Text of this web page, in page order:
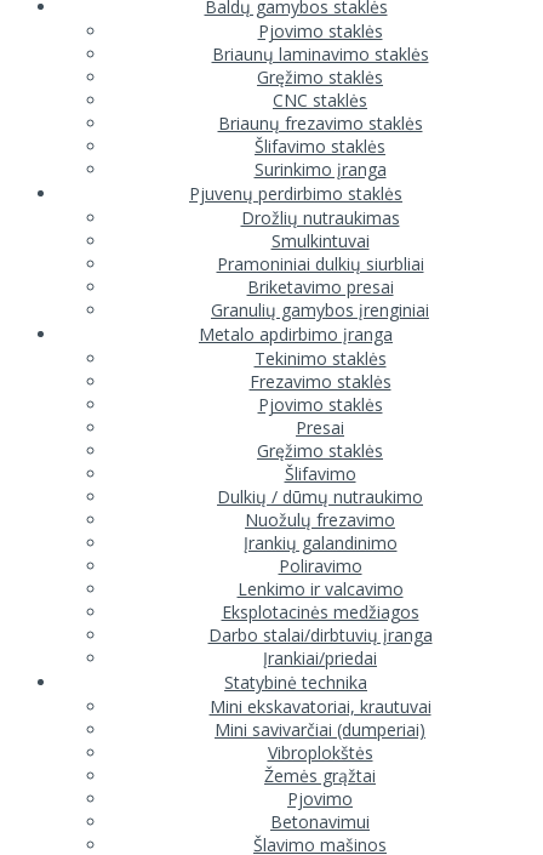
Baldų gamybos staklės
Pjovimo staklės
Briaunų laminavimo staklės
Gręžimo staklės
CNC staklės
Briaunų frezavimo staklės
Šlifavimo staklės
Surinkimo įranga
Pjuvenų perdirbimo staklės
Drožlių nutraukimas
Smulkintuvai
Pramoniniai dulkių siurbliai
Briketavimo presai
Granulių gamybos įrenginiai
Metalo apdirbimo įranga
Tekinimo staklės
Frezavimo staklės
Pjovimo staklės
Presai
Gręžimo staklės
Šlifavimo
Dulkių / dūmų nutraukimo
Nuožulų frezavimo
Įrankių galandinimo
Poliravimo
Lenkimo ir valcavimo
Eksplotacinės medžiagos
Darbo stalai/dirbtuvių įranga
Įrankiai/priedai
Statybinė technika
Mini ekskavatoriai, krautuvai
Mini savivarčiai (dumperiai)
Vibroplokštės
Žemės grąžtai
Pjovimo
Betonavimui
Šlavimo mašinos